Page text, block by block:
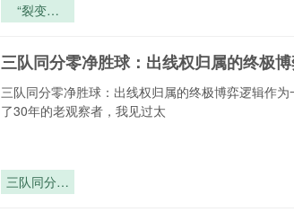
“裂变升
赛的进化与
重启”
三队同分零净胜球：出线权归属的终极
三队同分零净胜球：出线权归属的终极博弈逻辑作
了30年的老观察者，我见过太
三队同分零